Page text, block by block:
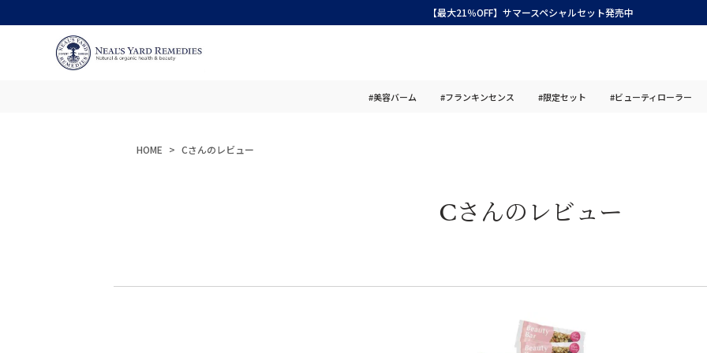
【最大21％OFF】サマースペシャルセット発売中
#美容バーム #フランキンセンス #限定セット #ビューティローラー
HOME Cさんのレビュー
Cさんのレビュー